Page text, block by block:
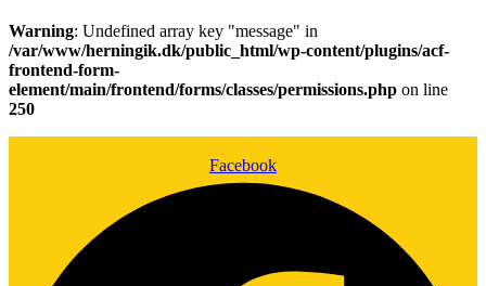
Warning: Undefined array key "message" in
/var/www/herningik.dk/public_html/wp-content/plugins/acf-
frontend-form-
element/main/frontend/forms/classes/permissions.php on line
250
Facebook